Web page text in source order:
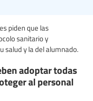
piden que las
sanitario y
salud y la del alumnado.
adoptar todas
al personal